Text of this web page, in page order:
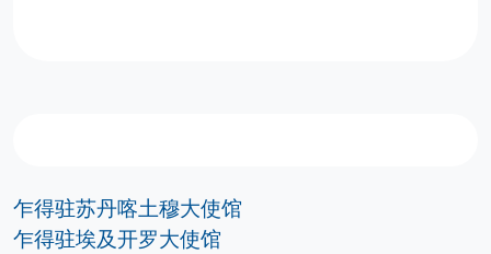
乍得驻苏丹喀土穆大使馆
乍得驻埃及开罗大使馆